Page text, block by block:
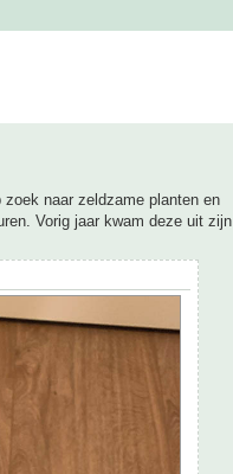
naar zeldzame planten en
Vorig jaar kwam deze uit zijn